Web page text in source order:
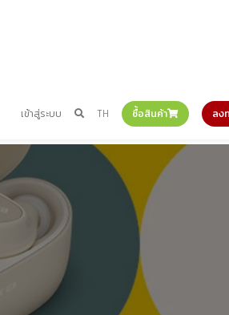
เข้าสู่ระบบ TH ซื้อสินค้า ลง